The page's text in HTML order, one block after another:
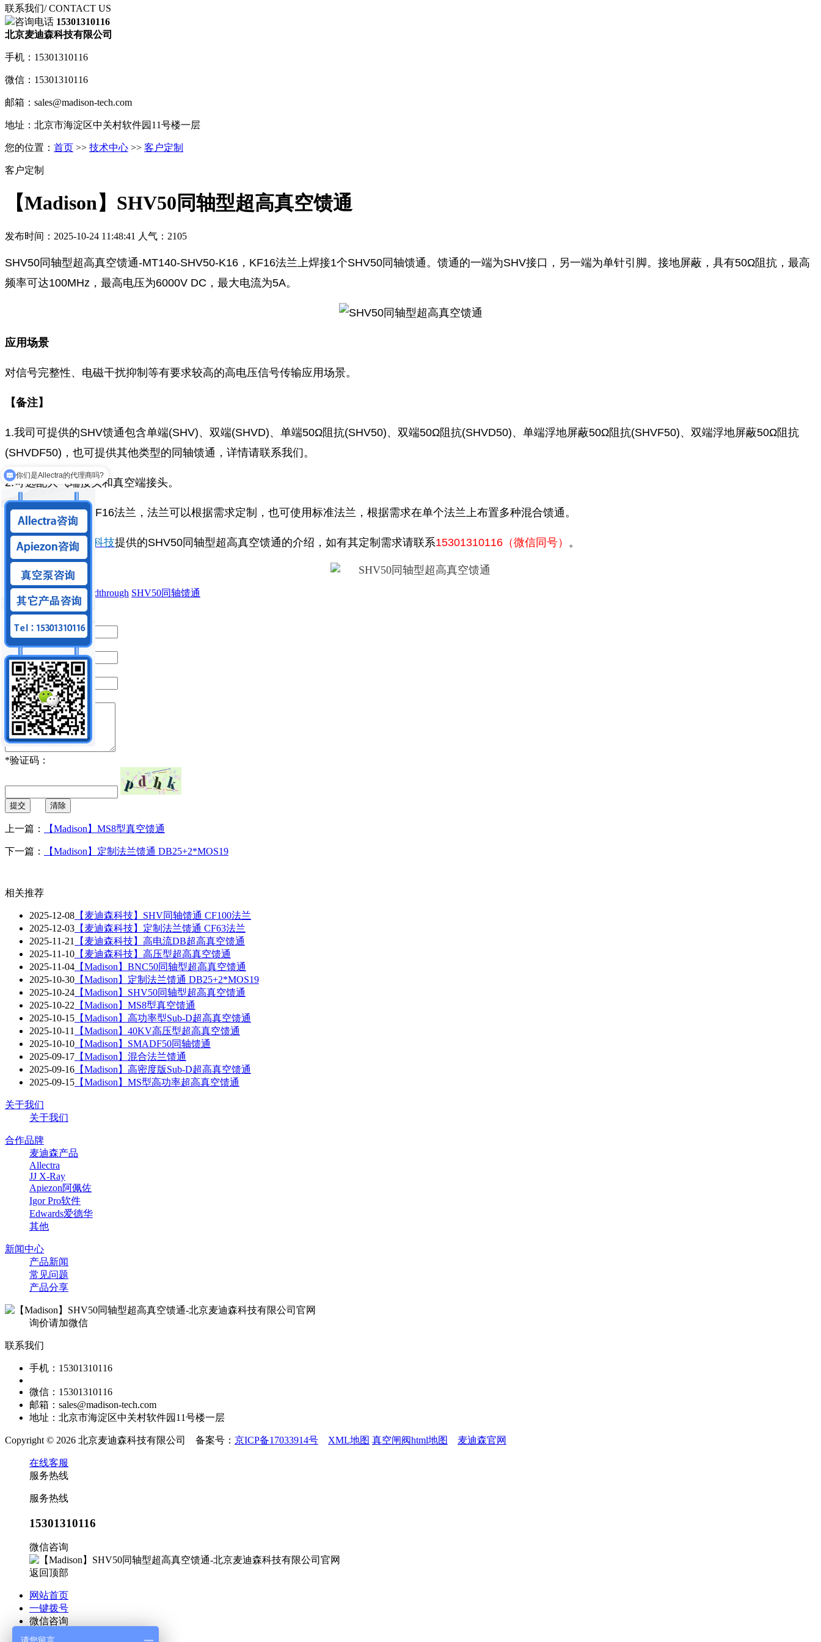
联系我们/ CONTACT US
咨询电话 15301310116
北京麦迪森科技有限公司
手机：15301310116
微信：15301310116
邮箱：sales@madison-tech.com
地址：北京市海淀区中关村软件园11号楼一层
您的位置： 首页 >> 技术中心 >> 客户定制
客户定制
【Madison】SHV50同轴型超高真空馈通
发布时间：2025-10-24 11:48:41 人气：2105
SHV50同轴型超高真空馈通-MT140-SHV50-K16，KF16法兰上焊接1个SHV50同轴馈通。馈通的一端为SHV接口，另一端为单针引脚。接地屏蔽，具有50Ω阻抗，最高
频率可达100MHz，最高电压为6000V DC，最大电流为5A。
应用场景
对信号完整性、电磁干扰抑制等有要求较高的高电压信号传输应用场景。
【备注】
1.我司可提供的SHV馈通包含单端(SHV)、双端(SHVD)、单端50Ω阻抗(SHV50)、双端50Ω阻抗(SHVD50)、单端浮地屏蔽50Ω阻抗(SHVF50)、双端浮地屏蔽50Ω阻抗
(SHVDF50)，也可提供其他类型的同轴馈通，详情请联系我们。
2.可选配大气端接头和真空端接头。
3.最小兼容CF16/KF16法兰，法兰可以根据需求定制，也可使用标准法兰，根据需求在单个法兰上布置多种混合馈通。
以上由北京麦迪森科技提供的SHV50同轴型超高真空馈通的介绍，如有其定制需求请联系15301310116（微信同号） 。
Madison 真空馈通 feedthrough SHV50同轴馈通
留言内容：
你的姓名：
*手机号码：
电子邮箱：
留言内容：
*验证码：
提交 清除
上一篇： 【Madison】MS8型真空馈通
下一篇： 【Madison】定制法兰馈通 DB25+2*MOS19
相关推荐
2025-12-08 【麦迪森科技】SHV同轴馈通 CF100法兰
2025-12-03 【麦迪森科技】定制法兰馈通 CF63法兰
2025-11-21
【麦迪森科技】高电流DB超高真空馈通
2025-11-10 【麦迪森科技】高压型超高真空馈通
2025-11-04 【Madison】BNC50同轴型超高真空馈通
2025-10-30 【Madison】定制法兰馈通 DB25+2*MOS19
2025-10-24 【Madison】SHV50同轴型超高真空馈通
2025-10-22 【Madison】MS8型真空馈通
2025-10-15 【Madison】高功率型Sub-D超高真空馈通
2025-10-11
【Madison】40KV高压型超高真空馈通
2025-10-10 【Madison】SMADF50同轴馈通
2025-09-17 【Madison】混合法兰馈通
2025-09-16 【Madison】高密度版Sub-D超高真空馈通
2025-09-15 【Madison】MS型高功率超高真空馈通
关于我们
关于我们
合作品牌
麦迪森产品
Allectra
JJ X-Ray
Apiezon阿佩佐
Igor Pro软件
Edwards爱德华
其他
新闻中心
产品新闻
常见问题
产品分享
询价请加微信
联系我们
手机：15301310116
微信：15301310116
邮箱：sales@madison-tech.com
地址：北京市海淀区中关村软件园11号楼一层
Copyright © 2026 北京麦迪森科技有限公司 备案号： 京ICP备17033914号 XML地图 真空闸阀html地图 麦迪森官网
在线客服
服务热线
服务热线
15301310116
微信咨询
返回顶部
网站首页
一键拨号
微信咨询
联系我们
你们是Allectra的代理商吗?